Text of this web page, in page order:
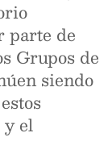
parte de
Grupos de
siendo
el